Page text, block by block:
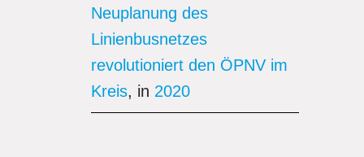
Neuplanung des
Linienbusnetzes
revolutioniert den ÖPNV im
Kreis, in 2020